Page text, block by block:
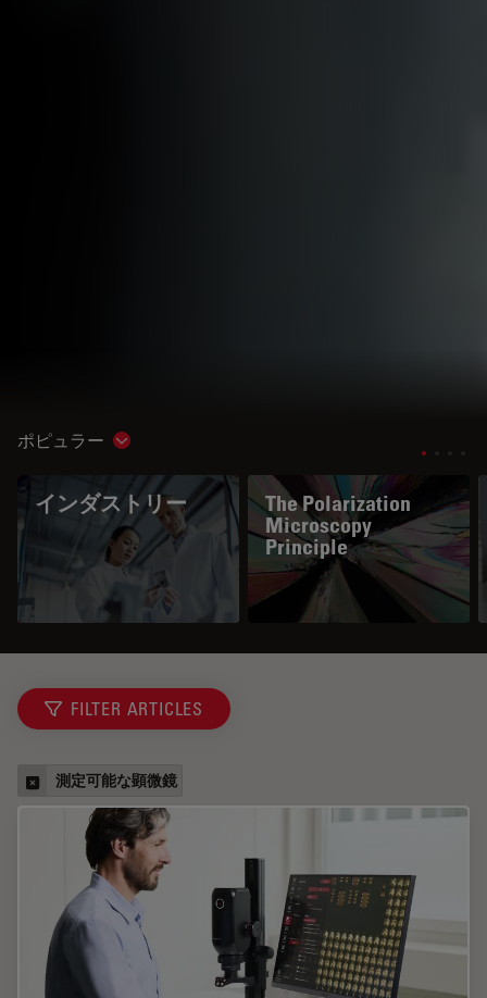
ポピュラー Show subnavigation
インダストリー
The Polarization
Microscopy
Principle
FILTER ARTICLES
測定可能な顕微鏡